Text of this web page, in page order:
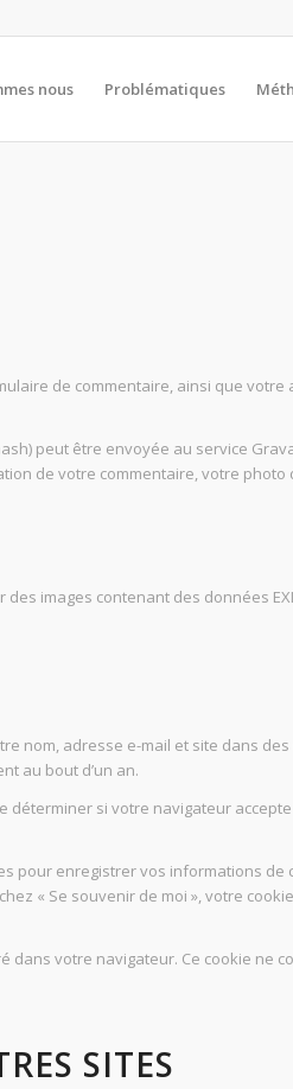
nous Problématiques
de commentaire, ainsi que
peut être envoyée au service
de votre commentaire, votre
images contenant des données
nom, adresse e-mail et site dans
au bout d’un an.
si votre navigateur
enregistrer vos informations de
« Se souvenir de moi », votre
votre navigateur. Ce cookie ne
SITES